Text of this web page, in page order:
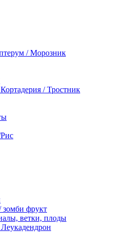
/ Морозник
/ Тростник
зомби фрукт
ветки, плоды